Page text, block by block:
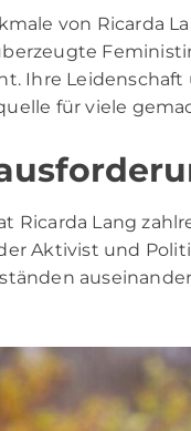
von Ricarda
Ihre
für viele
Ricarda Lang
Aktivist und